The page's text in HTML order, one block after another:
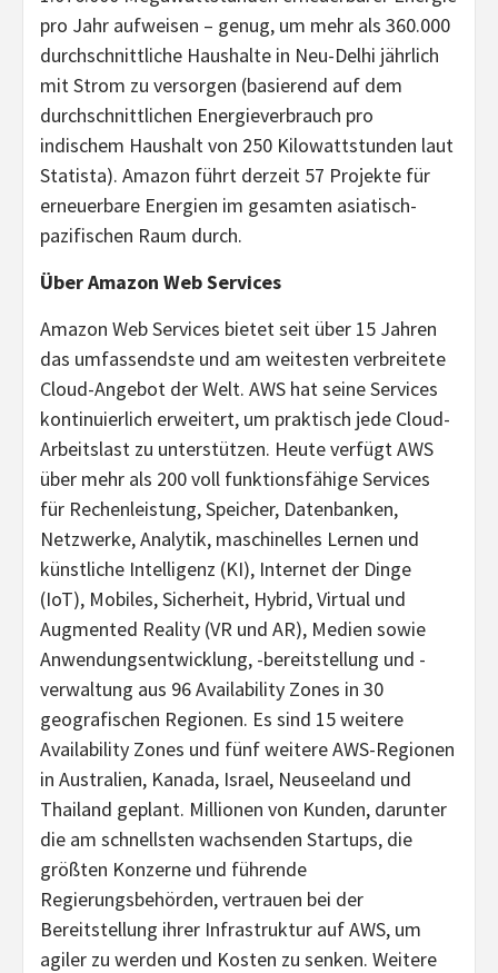
pro Jahr aufweisen – genug, um mehr als 360.000
durchschnittliche Haushalte in Neu-Delhi jährlich
mit Strom zu versorgen (basierend auf dem
durchschnittlichen Energieverbrauch pro
indischem Haushalt von 250 Kilowattstunden laut
Statista). Amazon führt derzeit 57 Projekte für
erneuerbare Energien im gesamten asiatisch-
pazifischen Raum durch.
Über Amazon Web Services
Amazon Web Services bietet seit über 15 Jahren
das umfassendste und am weitesten verbreitete
Cloud-Angebot der Welt. AWS hat seine Services
kontinuierlich erweitert, um praktisch jede Cloud-
Arbeitslast zu unterstützen. Heute verfügt AWS
über mehr als 200 voll funktionsfähige Services
für Rechenleistung, Speicher, Datenbanken,
Netzwerke, Analytik, maschinelles Lernen und
künstliche Intelligenz (KI), Internet der Dinge
(IoT), Mobiles, Sicherheit, Hybrid, Virtual und
Augmented Reality (VR und AR), Medien sowie
Anwendungsentwicklung, -bereitstellung und -
verwaltung aus 96 Availability Zones in 30
geografischen Regionen. Es sind 15 weitere
Availability Zones und fünf weitere AWS-Regionen
in Australien, Kanada, Israel, Neuseeland und
Thailand geplant. Millionen von Kunden, darunter
die am schnellsten wachsenden Startups, die
größten Konzerne und führende
Regierungsbehörden, vertrauen bei der
Bereitstellung ihrer Infrastruktur auf AWS, um
agiler zu werden und Kosten zu senken. Weitere